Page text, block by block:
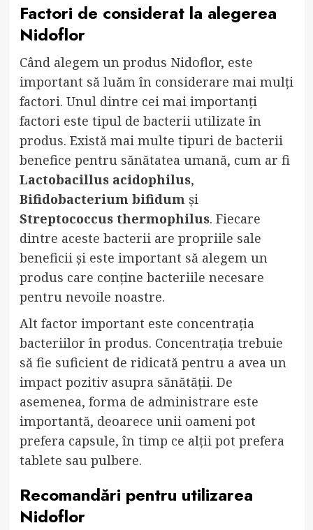
Factori de considerat la alegerea
Nidoflor
Când alegem un produs Nidoflor, este
important să luăm în considerare mai mulți
factori. Unul dintre cei mai importanți
factori este tipul de bacterii utilizate în
produs. Există mai multe tipuri de bacterii
benefice pentru sănătatea umană, cum ar fi
Lactobacillus acidophilus,
Bifidobacterium bifidum și
Streptococcus thermophilus. Fiecare
dintre aceste bacterii are propriile sale
beneficii și este important să alegem un
produs care conține bacteriile necesare
pentru nevoile noastre.
Alt factor important este concentrația
bacteriilor în produs. Concentrația trebuie
să fie suficient de ridicată pentru a avea un
impact pozitiv asupra sănătății. De
asemenea, forma de administrare este
importantă, deoarece unii oameni pot
prefera capsule, în timp ce alții pot prefera
tablete sau pulbere.
Recomandări pentru utilizarea
Nidoflor